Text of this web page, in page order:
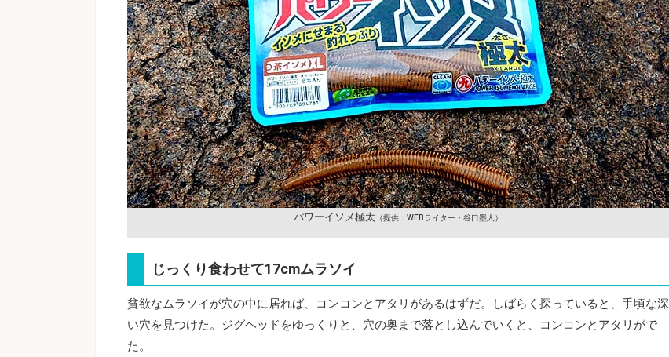
パワーイソメ極太 （提供：WEBライター・谷口墨人）
じっくり食わせて17cmムラソイ
貧欲なムラソイが穴の中に居れば、コンコンとアタリがあるはずだ。しばらく探っていると、手頃な深
い穴を見つけた。ジグヘッドをゆっくりと、穴の奥まで落とし込んでいくと、コンコンとアタリがで
た。